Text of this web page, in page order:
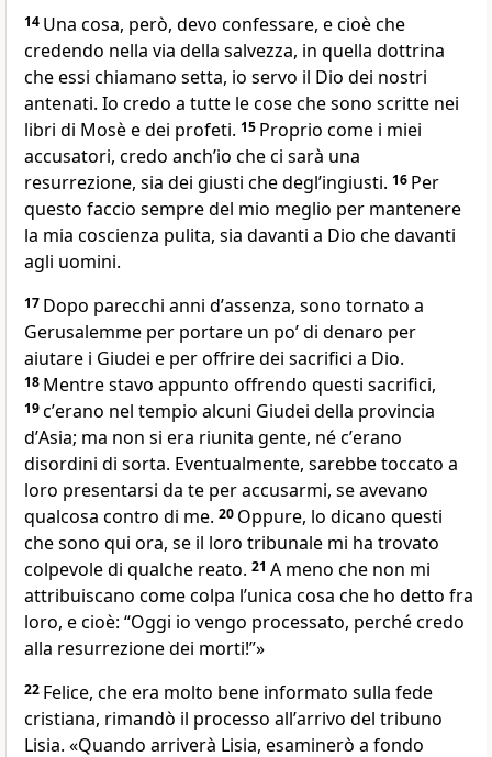
14 Una cosa, però, devo confessare, e cioè che
credendo nella via della salvezza, in quella dottrina
che essi chiamano setta, io servo il Dio dei nostri
antenati. Io credo a tutte le cose che sono scritte nei
libri di Mosè e dei profeti. 15 Proprio come i miei
accusatori, credo anchʼio che ci sarà una
resurrezione, sia dei giusti che deglʼingiusti. 16 Per
questo faccio sempre del mio meglio per mantenere
la mia coscienza pulita, sia davanti a Dio che davanti
agli uomini.
17 Dopo parecchi anni dʼassenza, sono tornato a
Gerusalemme per portare un poʼ di denaro per
aiutare i Giudei e per offrire dei sacrifici a Dio.
18 Mentre stavo appunto offrendo questi sacrifici,
19cʼerano nel tempio alcuni Giudei della provincia
dʼAsia; ma non si era riunita gente, né cʼerano
disordini di sorta. Eventualmente, sarebbe toccato a
loro presentarsi da te per accusarmi, se avevano
qualcosa contro di me. 20 Oppure, lo dicano questi
che sono qui ora, se il loro tribunale mi ha trovato
colpevole di qualche reato. 21 A meno che non mi
attribuiscano come colpa lʼunica cosa che ho detto fra
loro, e cioè: “Oggi io vengo processato, perché credo
alla resurrezione dei morti!”»
22 Felice, che era molto bene informato sulla fede
cristiana, rimandò il processo allʼarrivo del tribuno
Lisia. «Quando arriverà Lisia, esaminerò a fondo